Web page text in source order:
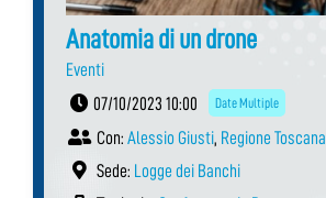
Anatomia di un drone
Eventi
07/10/2023 10:00
Date Multiple
Con: Alessio Giusti, Regione Toscana
Sede: Logge dei Banchi